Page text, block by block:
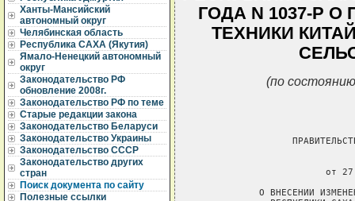
Ханты-Мансийский
автономный округ
Челябинская область
Республика САХА (Якутия)
Ямало-Ненецкий автономный
округ
Законодательство РФ
обновление 2008г.
Законодательство РФ по теме
Старые редакции закона
Законодательство Беларуси
Законодательство Украины
Законодательство СССР
Законодательство других
стран
Поиск документа по сайту
Полезные ссылки
ГОДА N 1037-Р
ТЕХНИКИ
(по
от
О ВНЕСЕНИИ